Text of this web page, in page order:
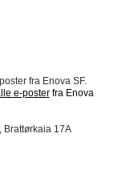
fra Enova SF.
e-posterfra Enova
Brattørkaia 17A